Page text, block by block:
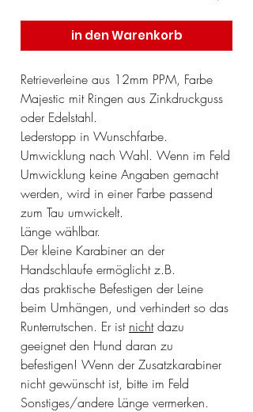
in den Warenkorb
Retrieverleine aus 12mm PPM, Farbe
Majestic mit Ringen aus Zinkdruckguss
oder Edelstahl.
Lederstopp in Wunschfarbe.
Umwicklung nach Wahl. Wenn im Feld
Umwicklung keine Angaben gemacht
werden, wird in einer Farbe passend
zum Tau umwickelt.
Länge wählbar.
Der kleine Karabiner an der
Handschlaufe ermöglicht z.B.
das praktische Befestigen der Leine
beim Umhängen, und verhindert so das
Runterrutschen. Er ist nichtdazu
geeignet den Hund daran zu
befestigen! Wenn der Zusatzkarabiner
nicht gewünscht ist, bitte im Feld
Sonstiges/andere Länge vermerken.